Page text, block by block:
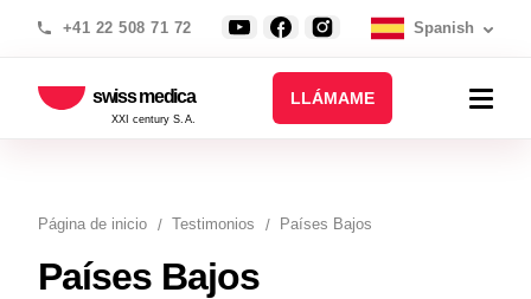
+41 22 508 71 72 Spanish
swiss medica
XXI century S.A.
LLÁMAME
Página de inicio Testimonios Países Bajos
Países Bajos